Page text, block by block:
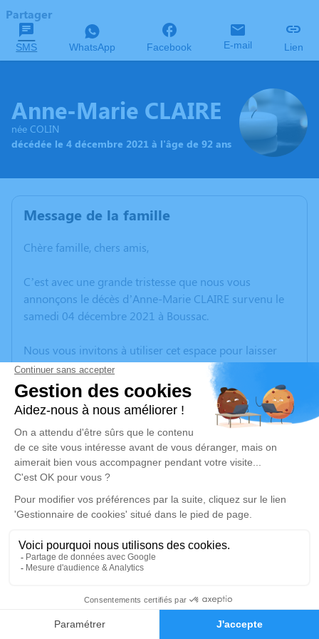
Faire-part Hommages
Partager
SMS WhatsApp Facebook E-mail Lien
Anne-Marie CLAIRE
née COLIN
décédée le 4 décembre 2021 à l'âge de 92 ans
Message de la famille
Chère famille, chers amis,
C’est avec une grande tristesse que nous vous
annonçons le décès d’Anne-Marie CLAIRE survenu le
samedi 04 décembre 2021 à Boussac.
Nous vous invitons à utiliser cet espace pour laisser
vos condoléances, partager des photos souvenirs, une
anecdote ou exprimer vos pensées à travers des
poèmes ou des textes. Cet endroit est un lieu
d'expression dédié à honorer la mémoire d’Anne-
Marie CLAIRE.
Un service de plantation d’arbre hommage est
disponible ici.
Je rends hommage
Cérémonie religieuse
Église de Boussac
23600 Boussac